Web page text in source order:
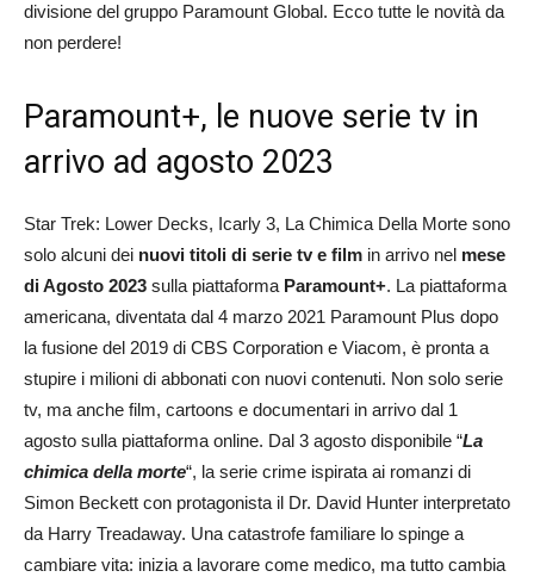
divisione del gruppo Paramount Global. Ecco tutte le novità da
non perdere!
Paramount+, le nuove serie tv in
arrivo ad agosto 2023
Star Trek: Lower Decks, Icarly 3, La Chimica Della Morte sono
solo alcuni dei nuovi titoli di serie tv e film in arrivo nel mese
di Agosto 2023 sulla piattaforma Paramount+. La piattaforma
americana, diventata dal 4 marzo 2021 Paramount Plus dopo
la fusione del 2019 di CBS Corporation e Viacom, è pronta a
stupire i milioni di abbonati con nuovi contenuti. Non solo serie
tv, ma anche film, cartoons e documentari in arrivo dal 1
agosto sulla piattaforma online. Dal 3 agosto disponibile “La
chimica della morte“, la serie crime ispirata ai romanzi di
Simon Beckett con protagonista il Dr. David Hunter interpretato
da Harry Treadaway. Una catastrofe familiare lo spinge a
cambiare vita: inizia a lavorare come medico, ma tutto cambia